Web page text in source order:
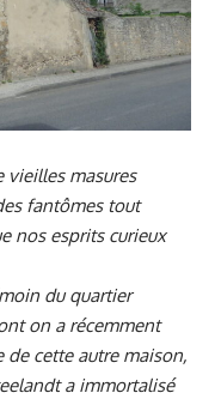
vieilles masures
fantômes tout
nos esprits curieux
du quartier
on a récemment
cette autre maison,
a immortalisé